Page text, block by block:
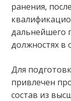
ранения,
дальнейшего
должностях в
Для
привлечен
состав из